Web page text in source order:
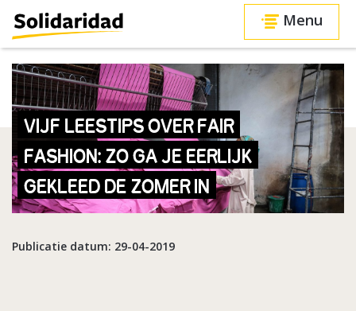
Menu
VIJF LEESTIPS OVER FAIR
FASHION: ZO GA JE EERLIJK
GEKLEED DE ZOMER IN
Publicatie datum: 29-04-2019